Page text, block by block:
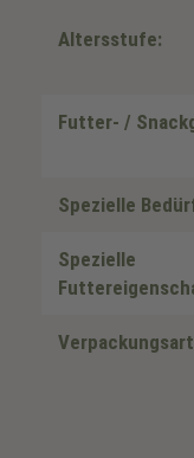
Altersstufe:
Futter- /
Spezielle
Spezielle